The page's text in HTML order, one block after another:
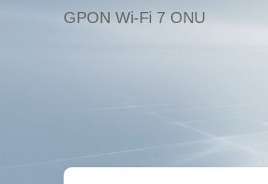
GPON Wi-Fi 7 ONU